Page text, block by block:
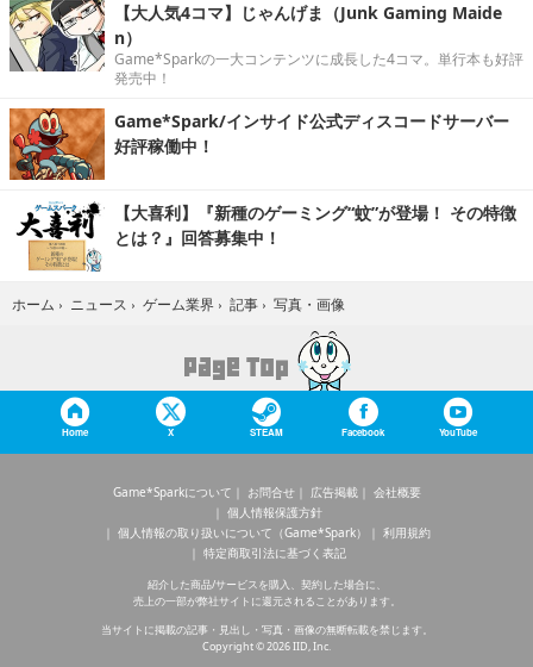
【大人気4コマ】じゃんげま（Junk Gaming Maide
n）
Game*Sparkの一大コンテンツに成長した4コマ。単行本も好評
発売中！
Game*Spark/インサイド公式ディスコードサーバー
好評稼働中！
【大喜利】『新種のゲーミング“蚊”が登場！ その特徴
とは？』回答募集中！
ホーム › ニュース › ゲーム業界 › 記事 › 写真・画像
Home X STEAM Facebook YouTube
Game*Sparkについて お問合せ 広告掲載
会社概要
個人情報保護方針
個人情報の取り扱いについて（Game*Spark）
利用規約
特定商取引法に基づく表記
紹介した商品/サービスを購入、契約した場合に、
売上の一部が弊社サイトに還元されることがあります。
当サイトに掲載の記事・見出し・写真・画像の無断転載を禁じます。
Copyright © 2026 IID, Inc.